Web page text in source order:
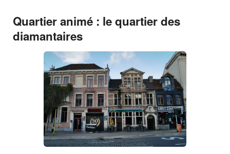
Quartier animé : le quartier des
diamantaires